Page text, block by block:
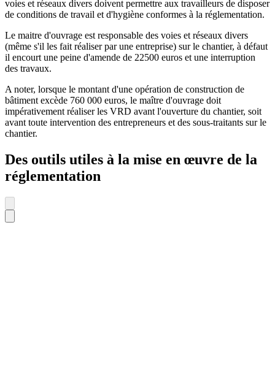
voies et réseaux divers doivent permettre aux travailleurs de disposer
de conditions de travail et d'hygiène conformes à la réglementation.
Le maitre d'ouvrage est responsable des voies et réseaux divers
(même s'il les fait réaliser par une entreprise) sur le chantier, à défaut
il encourt une peine d'amende de 22500 euros et une interruption
des travaux.
A noter, lorsque le montant d'une opération de construction de
bâtiment excède 760 000 euros, le maître d'ouvrage doit
impérativement réaliser les VRD avant l'ouverture du chantier, soit
avant toute intervention des entrepreneurs et des sous-traitants sur le
chantier.
Des outils utiles à la mise en œuvre de la
réglementation